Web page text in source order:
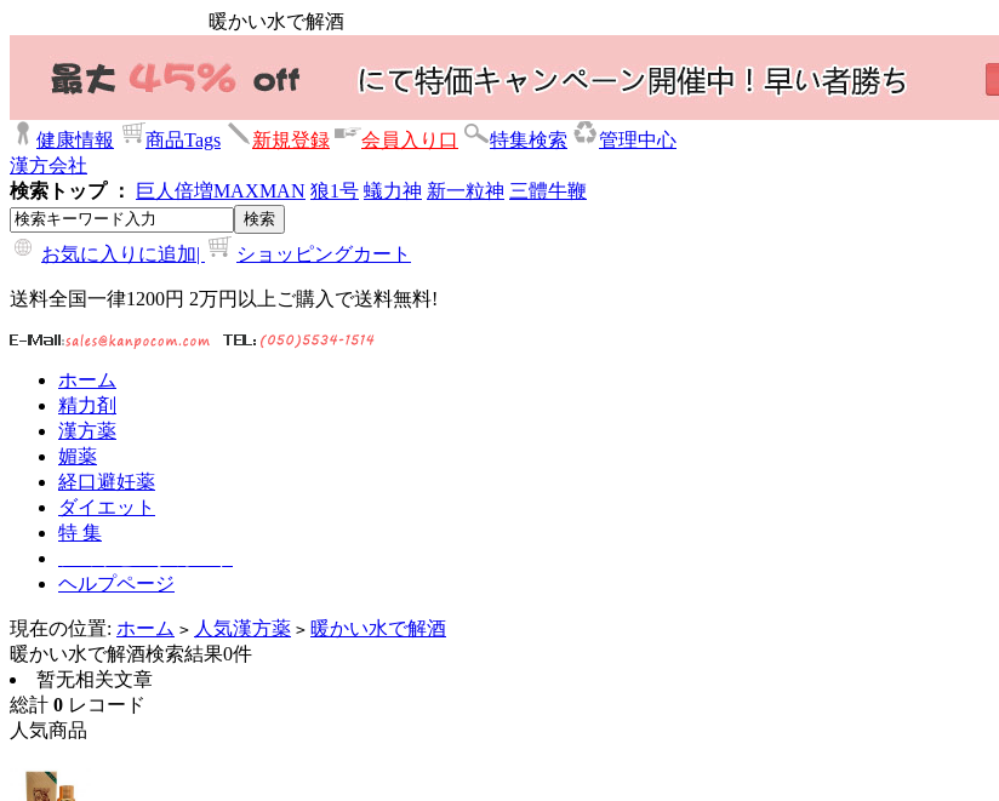
暖かい水で解酒
健康情報 商品Tags 新規登録 会員入り口 特集検索
管理中心
漢方会社
検索トップ ：
巨人倍増MAXMAN 狼1号 蟻力神 新一粒神 三體牛鞭
お気に入りに追加| ショッピングカート
送料全国一律1200円 2万円以上ご購入で送料無料!
ホーム
精力剤
漢方薬
媚薬
経口避妊薬
ダイエット
特 集
ヘルプページ
現在の位置: ホーム > 人気漢方薬 > 暖かい水で解酒
暖かい水で解酒検索結果0件
暂无相关文章
総計 0 レコード
人気商品